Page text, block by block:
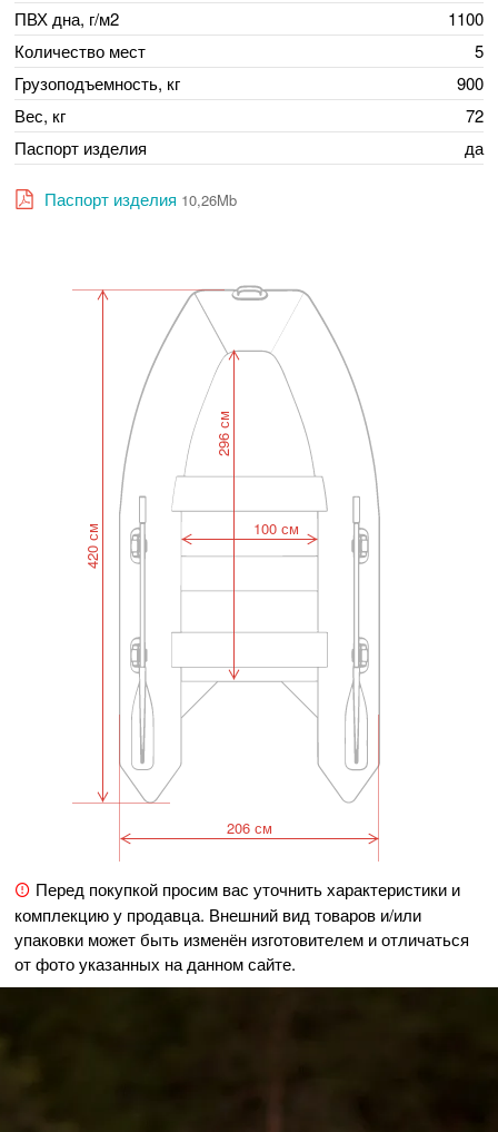
ПВХ дна, г/м2
1100
Количество мест
5
Грузоподъемность, кг
900
Вес, кг
72
Паспорт изделия
да
Паспорт изделия 10,26Mb
100 см
296 см
206 см
420 см
Перед покупкой просим вас уточнить характеристики и
комплекцию у продавца. Внешний вид товаров и/или
упаковки может быть изменён изготовителем и отличаться
от фото указанных на данном сайте.